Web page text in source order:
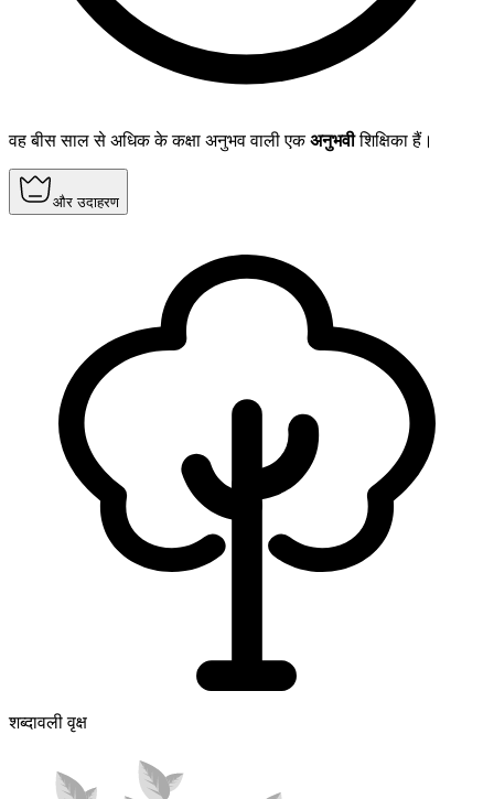
वह बीस साल से अधिक के कक्षा अनुभव वाली एकअनुभवीशिक्षिका हैं।
और उदाहरण
शब्दावली वृक्ष